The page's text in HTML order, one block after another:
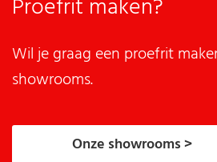
Proefrit maken?
Wil je graag een proefrit
showrooms.
Onze showrooms >